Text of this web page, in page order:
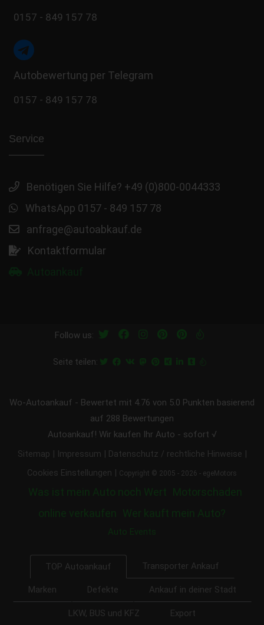
0157 - 849 157 78
Autobewertung per Telegram
0157 - 849 157 78
Service
Benötigen Sie Hilfe? +49 (0)800-0044333
WhatsApp 0157 - 849 157 78
anfrage@autoabkauf.de
Kontaktformular
Follow us:
Seite teilen:
Wo-Autoankauf - Bewertet mit 4.76 von 5.0 Punkten basierend
auf 288 Bewertungen
Autoankauf! Wir kaufen Ihr Auto - sofort √
Sitemap Impressum Datenschutz / rechtliche Hinweise
Cookies Einstellungen Copyright © 2005 - 2026 - egeMotors
Was ist mein Auto noch Wert Motorschaden
online verkaufen
Wer kauft mein Auto?
Auto Events
TOP Autoankauf Transporter Ankauf
Marken Defekte Ankauf in deiner Stadt
LKW, BUS und KFZ Export